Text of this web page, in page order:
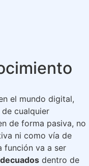
el mundo digital,
cualquier
de forma pasiva, no
ni como vía de
función va a ser
dentro de